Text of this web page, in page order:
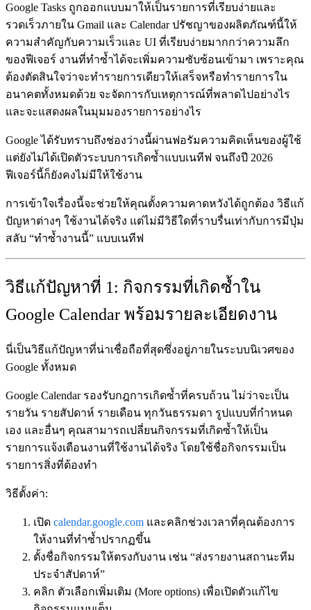
Google Tasks ถูกออกแบบมาให้เป็นรายการที่เรียบง่ายและ
รวดเร็วภายใน Gmail และ Calendar ปรัชญาของผลิตภัณฑ์นี้ให้
ความสำคัญกับความเร็วและ UI ที่เรียบง่ายมากกว่าความลึก
ของฟีเจอร์ งานที่ทำซ้ำได้จะเพิ่มความซับซ้อนเข้ามา เพราะคุณ
ต้องตัดสินใจว่าจะทำรายการเดียวให้เสร็จหรือทำรายการใน
อนาคตทั้งหมดด้วย จะจัดการกับเหตุการณ์ที่พลาดไปอย่างไร
และจะแสดงผลในมุมมองรายการอย่างไร
Google ได้รับทราบถึงช่องว่างนี้ผ่านฟอรัมความคิดเห็นของผู้ใช้
แต่ยังไม่ได้เปิดตัวระบบการเกิดซ้ำแบบเนทีฟ จนถึงปี 2026
ฟีเจอร์นี้ก็ยังคงไม่มีให้ใช้งาน
การเข้าใจเรื่องนี้จะช่วยให้คุณตั้งความคาดหวังได้ถูกต้อง วิธีแก้
ปัญหาต่างๆ ใช้งานได้จริง แต่ไม่มีวิธีใดที่ราบรื่นเท่ากับการมีปุ่ม
สลับ “ทำซ้ำงานนี้” แบบเนทีฟ
วิธีแก้ปัญหาที่ 1: กิจกรรมที่เกิดซ้ำใน
Google Calendar พร้อมรายละเอียดงาน
นี่เป็นวิธีแก้ปัญหาที่น่าเชื่อถือที่สุดซึ่งอยู่ภายในระบบนิเวศของ
Google ทั้งหมด
Google Calendar รองรับกฎการเกิดซ้ำที่ครบถ้วน ไม่ว่าจะเป็น
รายวัน รายสัปดาห์ รายเดือน ทุกวันธรรมดา รูปแบบที่กำหนด
เอง และอื่นๆ คุณสามารถเปลี่ยนกิจกรรมที่เกิดซ้ำให้เป็น
รายการแจ้งเตือนงานที่ใช้งานได้จริง โดยใช้ชื่อกิจกรรมเป็น
รายการสิ่งที่ต้องทำ
วิธีตั้งค่า:
เปิด calendar.google.com และคลิกช่วงเวลาที่คุณต้องการ
ให้งานที่ทำซ้ำปรากฏขึ้น
ตั้งชื่อกิจกรรมให้ตรงกับงาน เช่น “ส่งรายงานสถานะทีม
ประจำสัปดาห์”
คลิก ตัวเลือกเพิ่มเติม (More options) เพื่อเปิดตัวแก้ไข